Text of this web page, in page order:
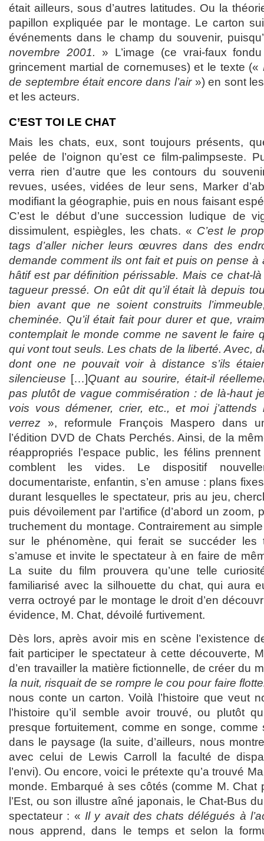
était ailleurs, sous d’autres latitudes. Ou la
papillon expliquée par le montage. Le carton
événements dans le champ du souvenir,
novembre 2001. » L’image (ce vrai-faux
grincement martial de cornemuses) et le texte («
de septembre était encore dans l’air») en sont
et les acteurs.
C’EST TOI LE CHAT
Mais les chats, eux, sont toujours présents,
pelée de l’oignon qu’est ce film-palimpseste.
verra rien d’autre que les contours du
revues, usées, vidées de leur sens, Marker
modifiant la géographie, puis en nous faisant
C’est le début d’une succession ludique de
dissimulent, espiègles, les chats. « C’est le
tags d’aller nicher leurs œuvres dans des
demande comment ils ont fait et puis on pense à
hâtif est par définition périssable. Mais ce chat-là
tagueur pressé. On eût dit qu’il était là depuis
bien avant que ne soient construits
cheminée. Qu’il était fait pour durer et que,
contemplait le monde comme ne savent le faire
qui vont tout seuls. Les chats de la liberté. Avec,
dont one ne pouvait voir à distance s’ils
silencieuse […]Quant au sourire, était-il
pas plutôt de vague commisération : de là-haut
vois vous démener, crier, etc., et moi
verrez », reformule François Maspero dans
l’édition DVD de Chats Perchés. Ainsi, de la
réappropriés l’espace public, les félins
comblent les vides. Le dispositif
documentariste, enfantin, s’en amuse : plans
durant lesquelles le spectateur, pris au jeu,
puis dévoilement par l’artifice (d’abord un zoom,
truchement du montage. Contrairement au
sur le phénomène, qui ferait se succéder les
s’amuse et invite le spectateur à en faire de
La suite du film prouvera qu’une telle
familiarisé avec la silhouette du chat, qui aura
verra octroyé par le montage le droit d’en
évidence, M. Chat, dévoilé furtivement.
Dès lors, après avoir mis en scène l’existence
fait participer le spectateur à cette découverte,
d’en travailler la matière fictionnelle, de créer du
la nuit, risquait de se rompre le cou pour faire
nous conte un carton. Voilà l’histoire que veut
l’histoire qu’il semble avoir trouvé, ou plutôt
presque fortuitement, comme en songe, comme
dans le paysage (la suite, d’ailleurs, nous
avec celui de Lewis Carroll la faculté de
l’envi). Ou encore, voici le prétexte qu’a trouvé
monde. Embarqué à ses côtés (comme M. Chat
l’Est, ou son illustre aîné japonais, le Chat-Bus
spectateur : « Il y avait des chats délégués à
nous apprend, dans le temps et selon la